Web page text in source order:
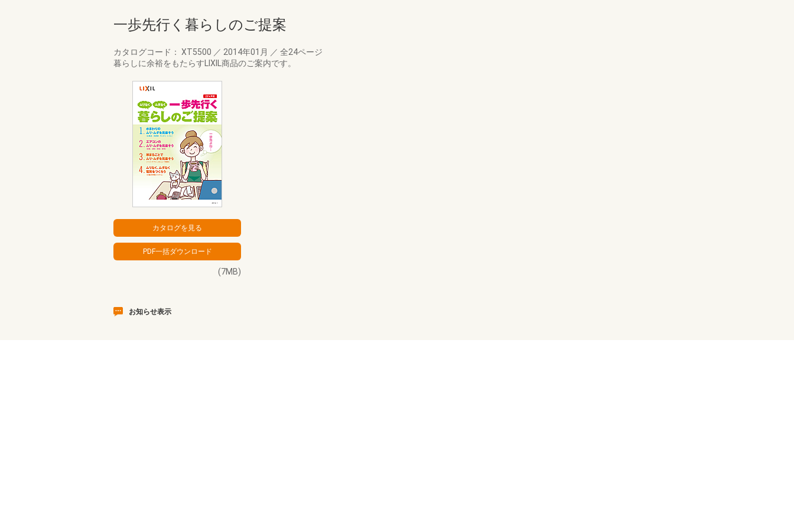
一歩先行く暮らしのご提案
カタログコード： XT5500 ／ 2014年01月 ／ 全24ページ
暮らしに余裕をもたらすLIXIL商品のご案内です。
(7MB)
お知らせ表示